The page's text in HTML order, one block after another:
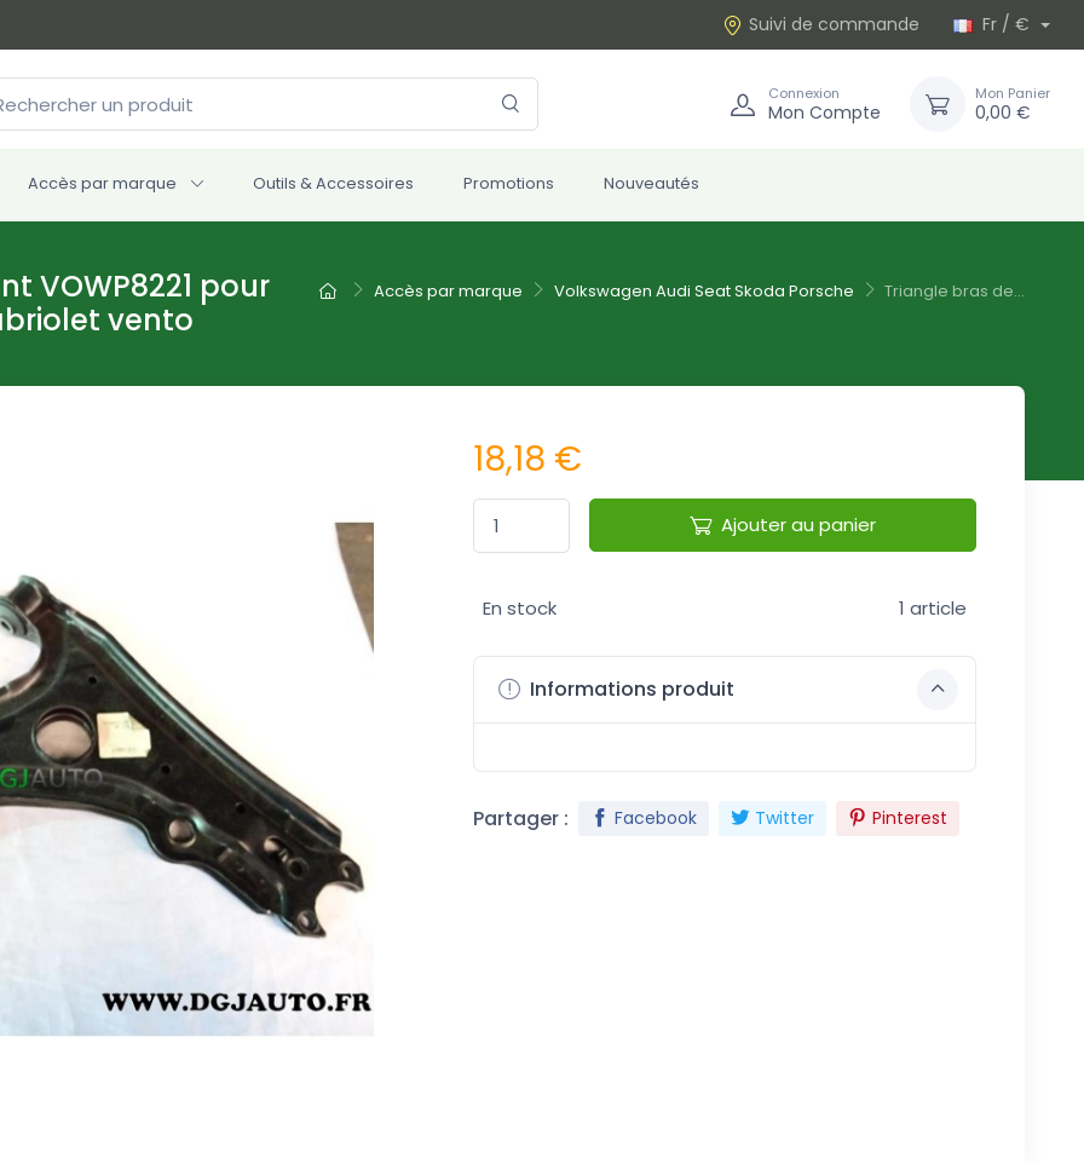
Suivi de commande Fr / €
Connexion
Mon Compte
Mon Panier
0,00 €
Accès par marque Outils & Accessoires Promotions Nouveautés
Accès par marque Volkswagen Audi Seat Skoda Porsche Triangle bras de...
VOWP8221 pour
vento
18,18 €
Ajouter au panier
En stock 1 article
Informations produit
Partager : Facebook Twitter Pinterest